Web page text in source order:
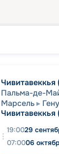
Чивитавеккья
Пальма-де-
Марсель
Чивитавеккья
19:0029
07:0006